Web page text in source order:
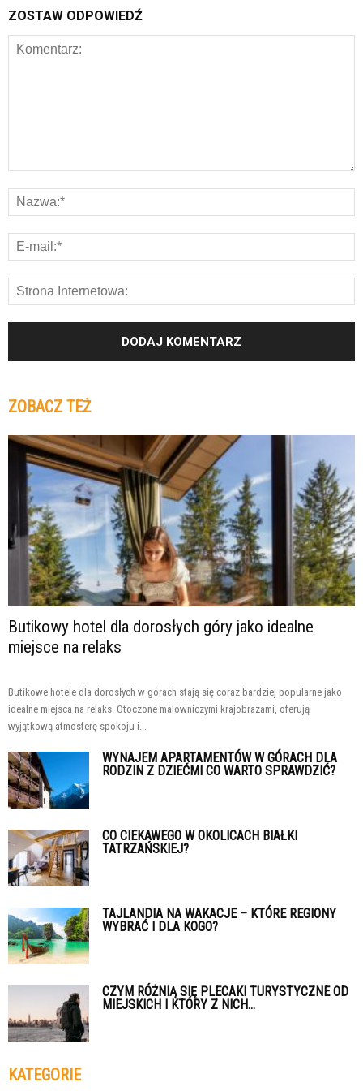
ZOSTAW ODPOWIEDŹ
ZOBACZ TEŻ
Butikowy hotel dla dorosłych góry jako idealne
miejsce na relaks
Butikowe hotele dla dorosłych w górach stają się coraz bardziej popularne jako
idealne miejsca na relaks. Otoczone malowniczymi krajobrazami, oferują
wyjątkową atmosferę spokoju i...
WYNAJEM APARTAMENTÓW W GÓRACH DLA
RODZIN Z DZIEĆMI CO WARTO SPRAWDZIĆ?
CO CIEKAWEGO W OKOLICACH BIAŁKI
TATRZAŃSKIEJ?
TAJLANDIA NA WAKACJE – KTÓRE REGIONY
WYBRAĆ I DLA KOGO?
CZYM RÓŻNIĄ SIĘ PLECAKI TURYSTYCZNE OD
MIEJSKICH I KTÓRY Z NICH...
KATEGORIE